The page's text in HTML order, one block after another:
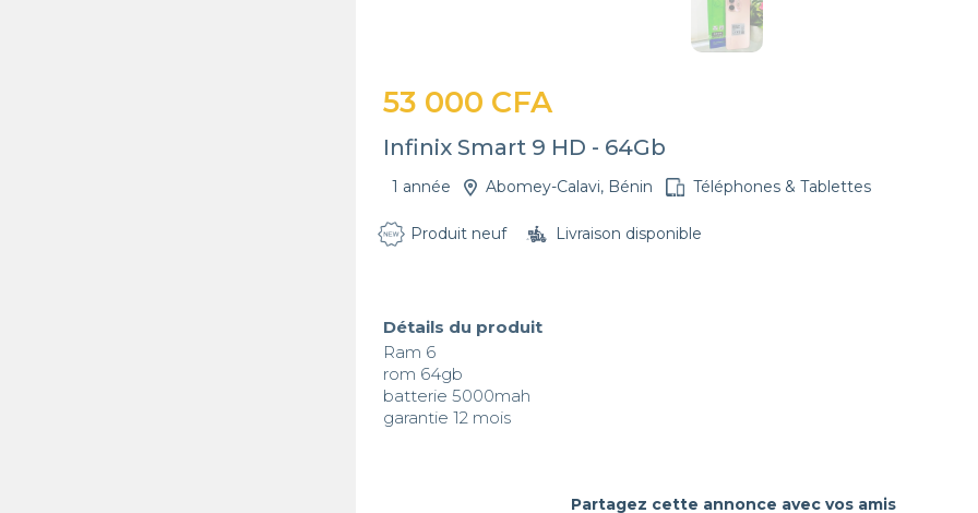
53 000 CFA
Infinix Smart 9 HD - 64Gb
1 année Abomey-Calavi, Bénin Téléphones & Tablettes
Produit neuf Livraison disponible
Détails du produit
Ram 6
rom 64gb
batterie 5000mah
garantie 12 mois
Partagez cette annonce avec vos amis